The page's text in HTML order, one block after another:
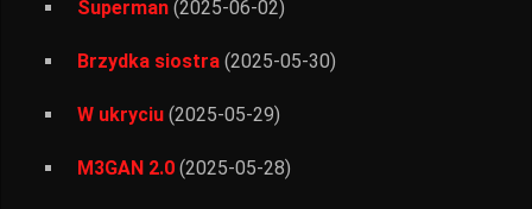
Superman (2025-06-02)
Brzydka siostra (2025-05-30)
W ukryciu (2025-05-29)
M3GAN 2.0 (2025-05-28)